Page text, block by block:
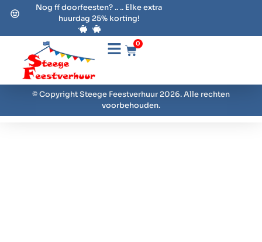
Nog ff doorfeesten? .. .. Elke extra
huurdag 25% korting!
0
© Copyright Steege Feestverhuur 2026. Alle rechten
voorbehouden.